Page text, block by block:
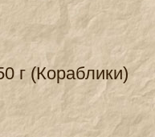
г (Кораблики)